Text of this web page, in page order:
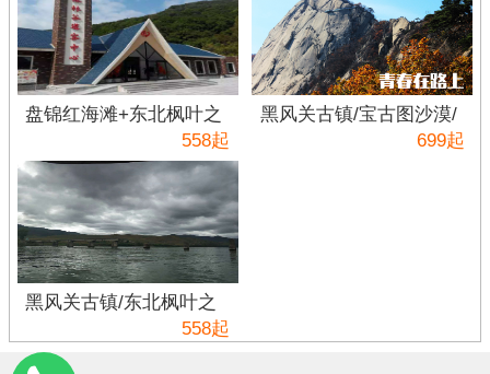
盘锦红海滩+东北枫叶之
王-蒲石河森林公园、0自
费0购物二日游
558起
黑风关古镇/宝古图沙漠/
699起
黑风关古镇/东北枫叶之
王蒲石河森林公园2日游
558起